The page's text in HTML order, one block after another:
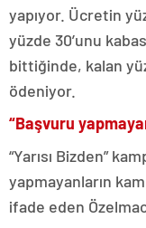
yapıyor. Ücretin
yüzde 30’unu
bittiğinde, kalan
ödeniyor.
“Başvuru
“Yarısı Bizden”
yapmayanların
ifade eden